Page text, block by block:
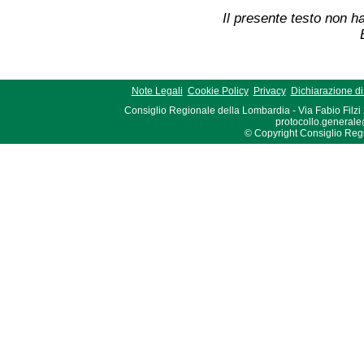
Il presente testo non
Note Legali Cookie Policy Privacy
Dichiarazione
Consiglio Regionale della Lombardia - Via Fabio Filzi
© Copyright Consiglio